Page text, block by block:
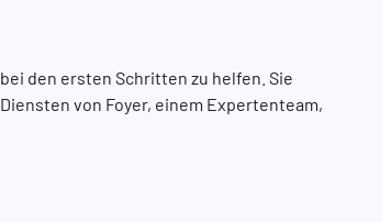
den ersten Schritten zu helfen. Sie
von Foyer, einem Expertenteam,